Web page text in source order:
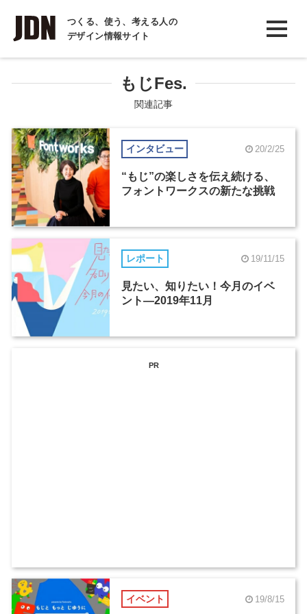
つくる、使う、考える人の
デザイン情報サイト
INTERVIEW
インタビュー
COLUMN
コラム
もじFes.
関連記事
インタビュー 20/2/25
“もじ”の楽しさを伝え続ける、
フォントワークスの新たな挑戦
レポート 19/11/15
見たい、知りたい！今月のイベ
ント―2019年11月
PR
イベント 19/8/15